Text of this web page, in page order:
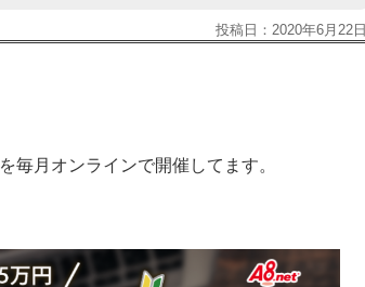
投稿日： 2020年6月22日
を毎月オンラインで開催してます。